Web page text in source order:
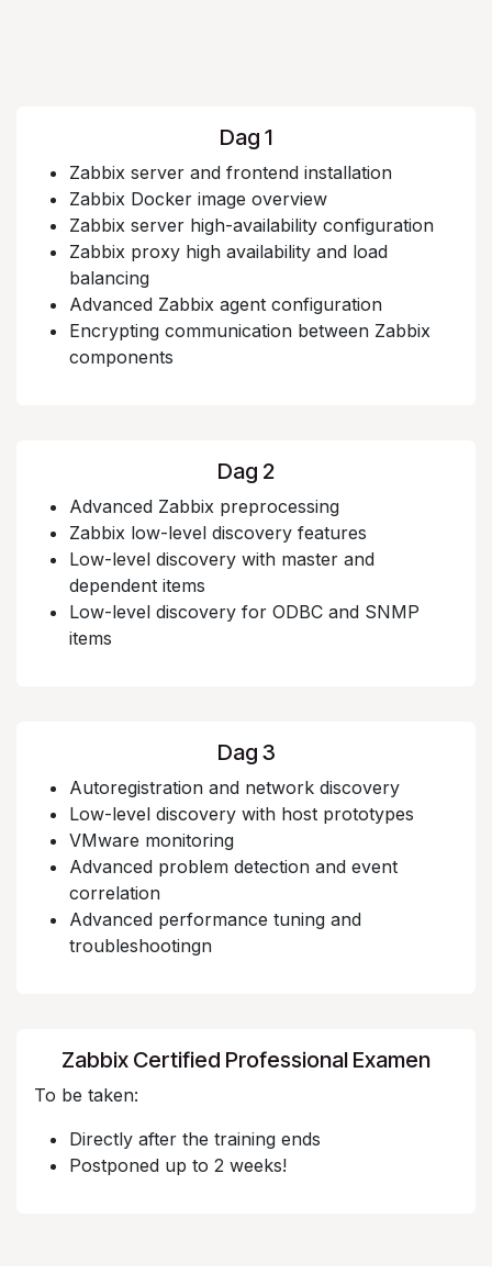
Dag 1
Zabbix server and frontend installation
Zabbix Docker image overview
Zabbix server high-availability configuration
Zabbix proxy high availability and load
balancing
Advanced Zabbix agent configuration
Encrypting communication between Zabbix
components
Dag 2
Advanced Zabbix preprocessing
Zabbix low-level discovery features
Low-level discovery with master and
dependent items
Low-level discovery for ODBC and SNMP
items
Dag 3
Autoregistration and network discovery
Low-level discovery with host prototypes
VMware monitoring
Advanced problem detection and event
correlation
Advanced performance tuning and
troubleshootingn
Zabbix Certified Professional Examen
To be taken:
Directly after the training ends
Postponed up to 2 weeks!